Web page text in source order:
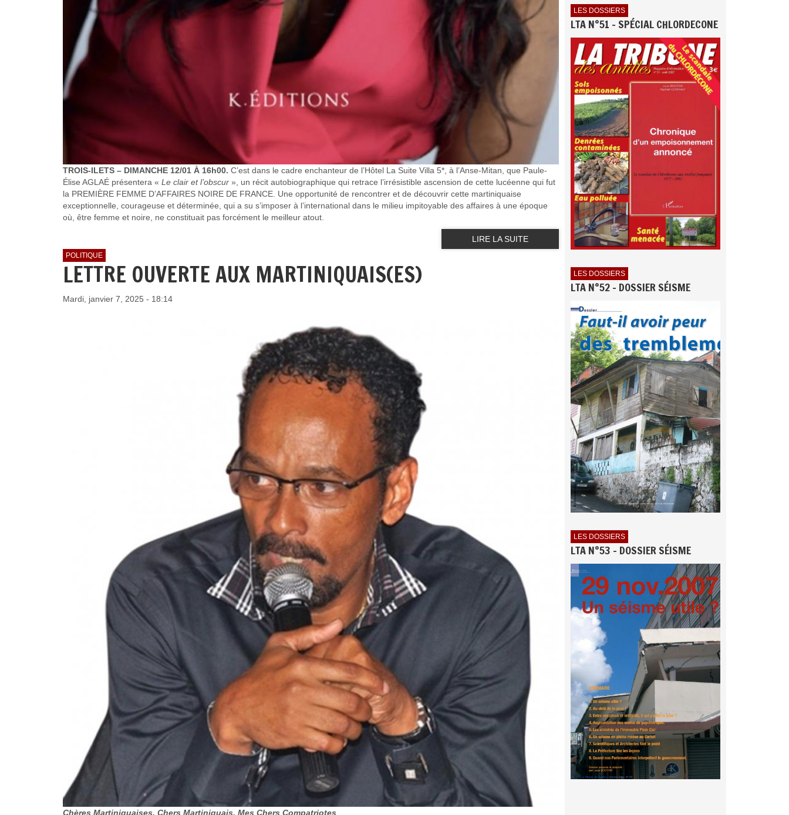
TROIS-ILETS – DIMANCHE 12/01 À 16h00. C’est dans le cadre enchanteur de l’Hôtel La Suite Villa 5*, à l’Anse-Mitan, que Paule-
Élise AGLAÉ présentera « Le clair et l’obscur », un récit autobiographique qui retrace l’irrésistible ascension de cette lucéenne qui fut
la PREMIÈRE FEMME D’AFFAIRES NOIRE DE FRANCE. Une opportunité de rencontrer et de découvrir cette martiniquaise
exceptionnelle, courageuse et déterminée, qui a su s’imposer à l’international dans le milieu impitoyable des affaires à une époque
où, être femme et noire, ne constituait pas forcément le meilleur atout.
LIRE LA SUITE
POLITIQUE
LETTRE OUVERTE AUX MARTINIQUAIS(ES)
Mardi, janvier 7, 2025 - 18:14
Chères Martiniquaises, Chers Martiniquais, Mes Chers Compatriotes
LES DOSSIERS
LTA N°51 - SPÉCIAL CHLORDECONE
LES DOSSIERS
LTA N°52 - DOSSIER SÉISME
LES DOSSIERS
LTA N°53 - DOSSIER SÉISME